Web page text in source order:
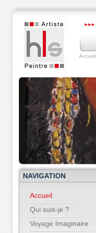
Accueil
NAVIGATION
Accueil
Qui suis-je ?
Voyage Imaginaire